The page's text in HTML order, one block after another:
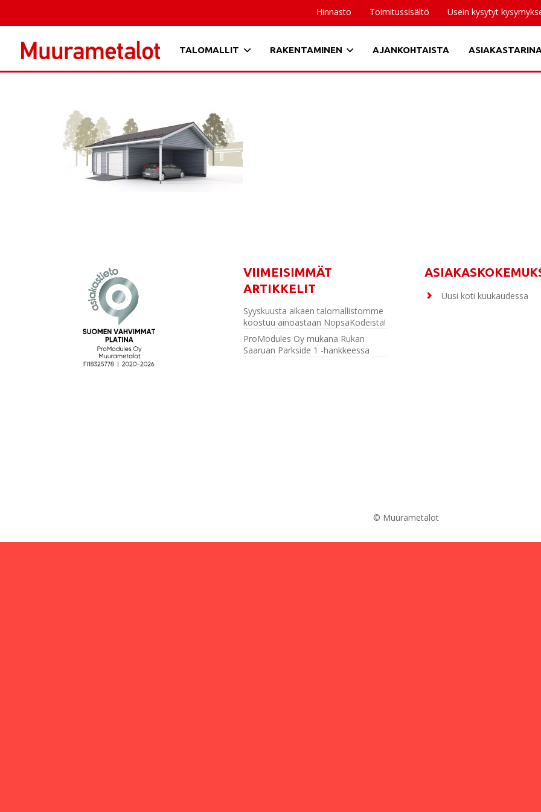
Hinnasto Toimitussisältö Usein kysytyt
TALOMALLIT RAKENTAMINEN AJANKOHTAISTA
VIIMEISIMMÄT
ARTIKKELIT
Syyskuusta alkaen talomallistomme
koostuu ainoastaan NopsaKodeista!
ProModules Oy mukana Rukan
Saaruan Parkside 1 -hankkeessa
Uusi koti kuukaudessa
© Muurametalot